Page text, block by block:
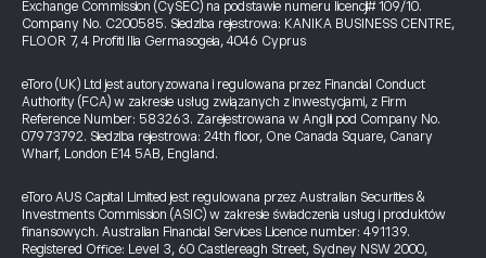
Exchange Commission (CySEC) na podstawie numeru licencji# 109/10.
Company No. C200585. Siedziba rejestrowa: KANIKA BUSINESS CENTRE,
FLOOR 7, 4 Profiti Ilia Germasogeia, 4046 Cyprus
eToro (UK) Ltd jest autoryzowana i regulowana przez Financial Conduct
Authority (FCA) w zakresie usług związanych z inwestycjami, z Firm
Reference Number: 583263. Zarejestrowana w Anglii pod Company No.
07973792. Siedziba rejestrowa: 24th floor, One Canada Square, Canary
Wharf, London E14 5AB, England.
eToro AUS Capital Limited jest regulowana przez Australian Securities &
Investments Commission (ASIC) w zakresie świadczenia usług i produktów
finansowych. Australian Financial Services Licence number: 491139.
Registered Office: Level 3, 60 Castlereagh Street, Sydney NSW 2000,